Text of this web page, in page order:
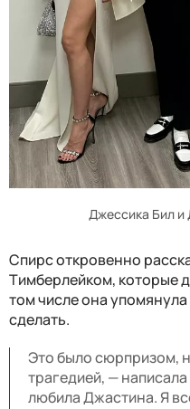
Джессика Бил и
Спирс откровенно
Тимберлейком, которые
том числе она
сделать.
Это было сюрпризом,
трагедией, — написала
любила Джастина. Я